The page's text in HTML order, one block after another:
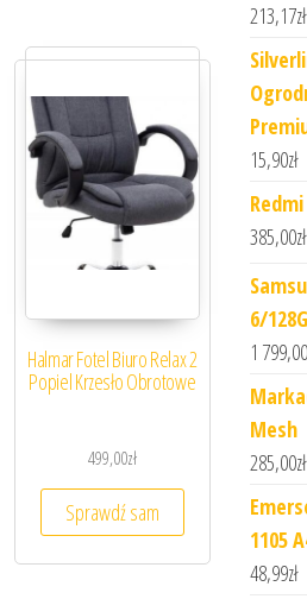
Halmar Fotel Biuro Relax 2
Popiel Krzesło Obrotowe
499,00zł
Sprawdź sam
213,17zł
15,90zł
385,00zł
6/
1 799,00
Mesh
285,00zł
1105
48,99zł